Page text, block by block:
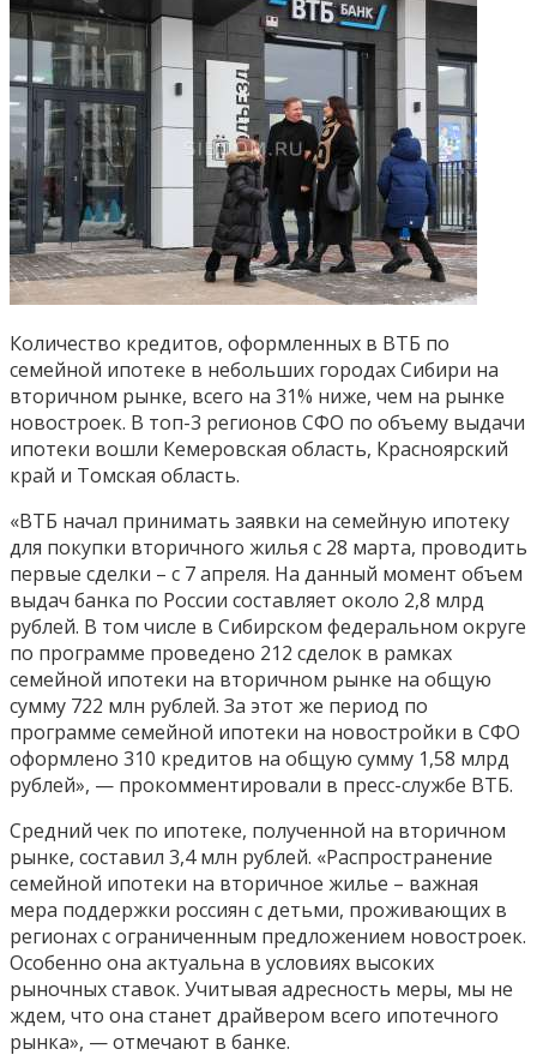
Количество кредитов, оформленных в ВТБ по
семейной ипотеке в небольших городах Сибири на
вторичном рынке, всего на 31% ниже, чем на рынке
новостроек. В топ-3 регионов СФО по объему выдачи
ипотеки вошли Кемеровская область, Красноярский
край и Томская область.
«ВТБ начал принимать заявки на семейную ипотеку
для покупки вторичного жилья с 28 марта, проводить
первые сделки – с 7 апреля. На данный момент объем
выдач банка по России составляет около 2,8 млрд
рублей. В том числе в Сибирском федеральном округе
по программе проведено 212 сделок в рамках
семейной ипотеки на вторичном рынке на общую
сумму 722 млн рублей. За этот же период по
программе семейной ипотеки на новостройки в СФО
оформлено 310 кредитов на общую сумму 1,58 млрд
рублей», — прокомментировали в пресс-службе ВТБ.
Средний чек по ипотеке, полученной на вторичном
рынке, составил 3,4 млн рублей. «Распространение
семейной ипотеки на вторичное жилье – важная
мера поддержки россиян с детьми, проживающих в
регионах с ограниченным предложением новостроек.
Особенно она актуальна в условиях высоких
рыночных ставок. Учитывая адресность меры, мы не
ждем, что она станет драйвером всего ипотечного
рынка», — отмечают в банке.